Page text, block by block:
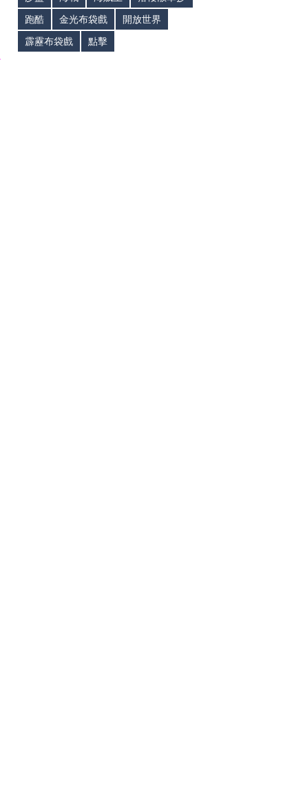
跑酷
金光布袋戲
開放世界
霹靂布袋戲
點擊